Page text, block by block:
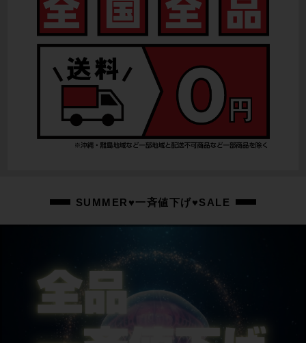
リアディレイラー
DURA-ACE Di2 R9150
DURA-ACE R9100/11-30T
ブレーキキャリパー
DURA-ACE R9170/油圧DISC
MADONE一体型バーステム/370mm/400mm
シートポスト
MADONE
SUMMER♥一斉値下げ♥SALE